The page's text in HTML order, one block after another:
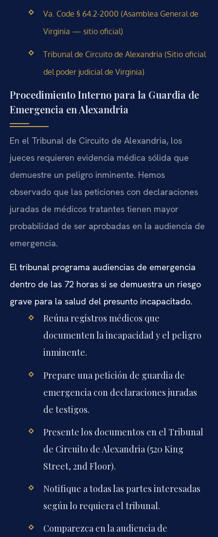
Va. Code § 64.2-2000 (Asamblea General de
Virginia — sitio oficial)
Tribunal de Circuito de Alexandria (Sitio oficial
del poder judicial de Virginia)
Procedimiento Interno para la Guardia de
Emergencia en Alexandria
En el Tribunal de Circuito de Alexandria, los
jueces requieren evidencia médica sólida que
demuestre un peligro inminente. Hemos
observado que las peticiones con declaraciones
juradas de médicos tratantes tienen mayor
probabilidad de ser aprobadas en la audiencia de
emergencia.
El tribunal programa audiencias de emergencia
dentro de las 72 horas si se demuestra un riesgo
grave para la salud del presunto incapacitado.
Reúna registros médicos que
documenten la incapacidad y el peligro
inminente.
Prepare una petición de guardia de
emergencia con declaraciones juradas
de testigos.
Presente los documentos en el Tribunal
de Circuito de Alexandria (520 King
Street, 2nd Floor).
Notifique a todas las partes interesadas
según lo requiera el tribunal.
Comparezca en la audiencia de